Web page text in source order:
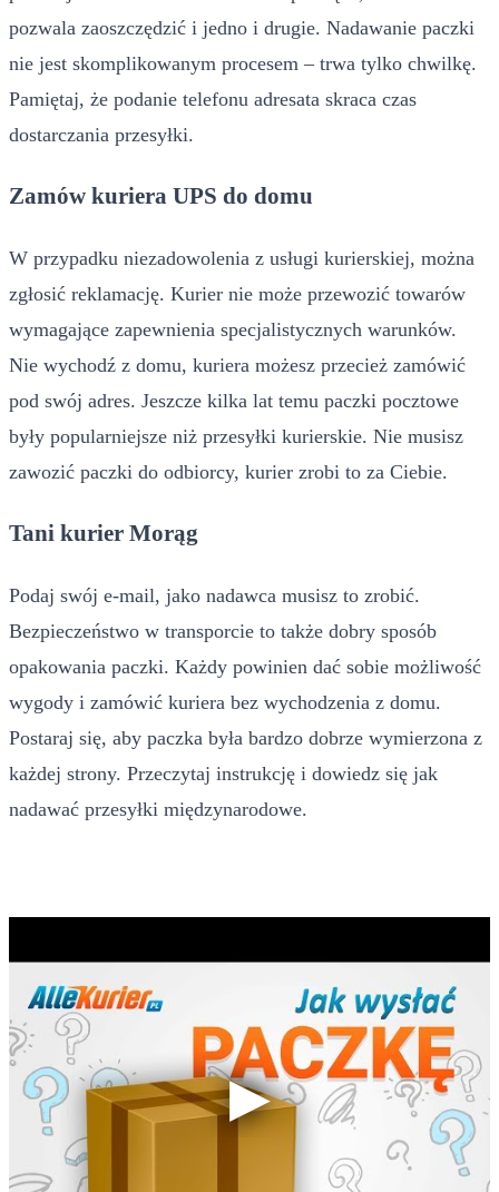
pozwala zaoszczędzić i jedno i drugie. Nadawanie paczki
nie jest skomplikowanym procesem – trwa tylko chwilkę.
Pamiętaj, że podanie telefonu adresata skraca czas
dostarczania przesyłki.
Zamów kuriera UPS do domu
W przypadku niezadowolenia z usługi kurierskiej, można
zgłosić reklamację. Kurier nie może przewozić towarów
wymagające zapewnienia specjalistycznych warunków.
Nie wychodź z domu, kuriera możesz przecież zamówić
pod swój adres. Jeszcze kilka lat temu paczki pocztowe
były popularniejsze niż przesyłki kurierskie. Nie musisz
zawozić paczki do odbiorcy, kurier zrobi to za Ciebie.
Tani kurier Morąg
Podaj swój e-mail, jako nadawca musisz to zrobić.
Bezpieczeństwo w transporcie to także dobry sposób
opakowania paczki. Każdy powinien dać sobie możliwość
wygody i zamówić kuriera bez wychodzenia z domu.
Postaraj się, aby paczka była bardzo dobrze wymierzona z
każdej strony. Przeczytaj instrukcję i dowiedz się jak
nadawać przesyłki międzynarodowe.